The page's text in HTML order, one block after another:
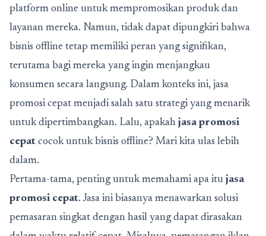
platform online untuk mempromosikan produk dan
layanan mereka. Namun, tidak dapat dipungkiri bahwa
bisnis offline tetap memiliki peran yang signifikan,
terutama bagi mereka yang ingin menjangkau
konsumen secara langsung. Dalam konteks ini, jasa
promosi cepat menjadi salah satu strategi yang menarik
untuk dipertimbangkan. Lalu, apakah jasa promosi
cepat cocok untuk bisnis offline? Mari kita ulas lebih
dalam.
Pertama-tama, penting untuk memahami apa itu jasa
promosi cepat. Jasa ini biasanya menawarkan solusi
pemasaran singkat dengan hasil yang dapat dirasakan